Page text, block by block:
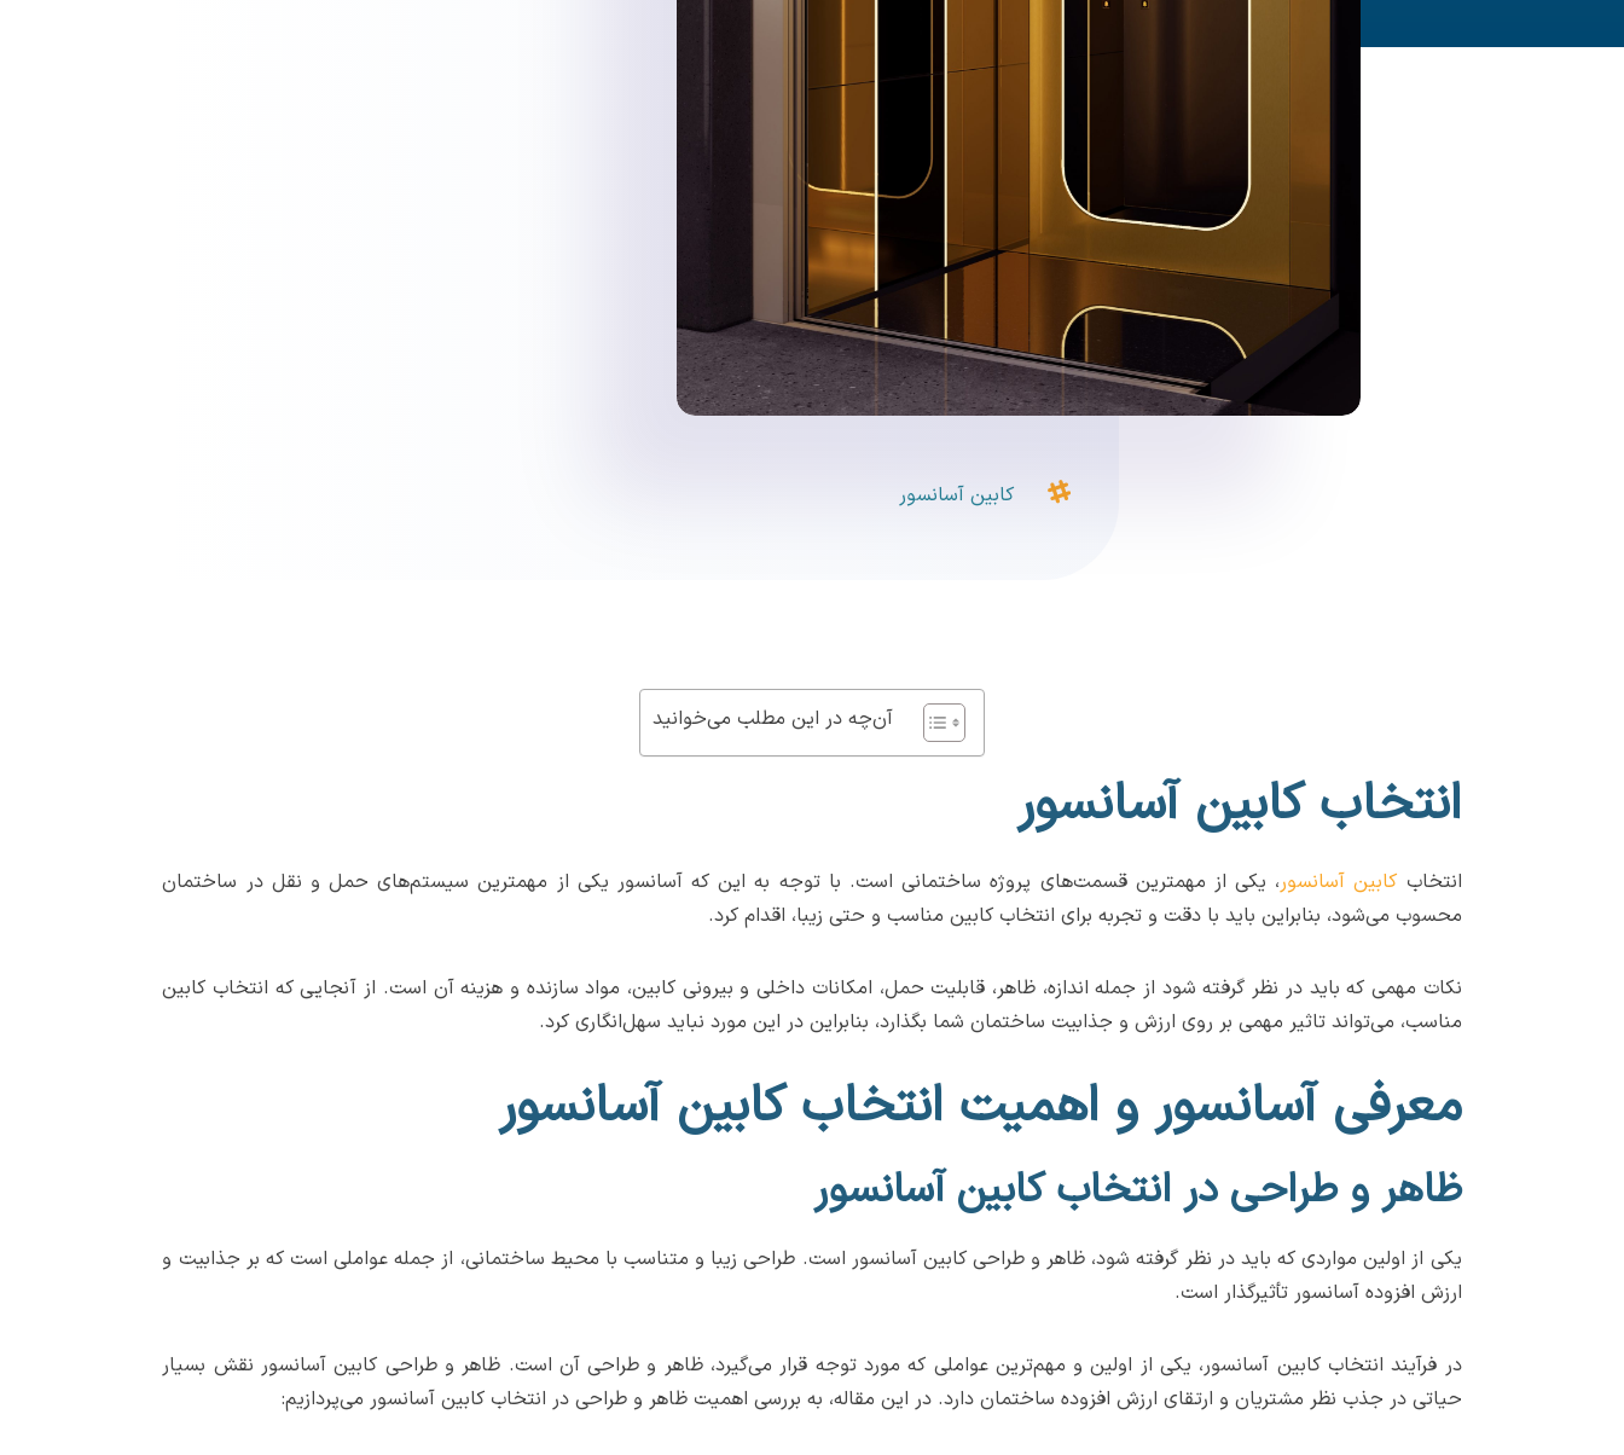
 کابین آسانسور
آن‌چه در این مطلب می‌خوانید
انتخاب کابین آسانسور
انتخاب کابین آسانسور، یکی از مهمترین قسمت‌های پروژه ساختمانی است. با توجه به این که آسانسور یکی از مهمترین سیستم‌های حمل و نقل در ساختمان
محسوب می‌شود، بنابراین باید با دقت و تجربه برای انتخاب کابین مناسب و حتی زیبا، اقدام کرد.
نکات مهمی که باید در نظر گرفته شود از جمله اندازه، ظاهر، قابلیت حمل، امکانات داخلی و بیرونی کابین، مواد سازنده و هزینه آن است. از آنجایی که انتخاب کابین
مناسب، می‌تواند تاثیر مهمی بر روی ارزش و جذابیت ساختمان شما بگذارد، بنابراین در این مورد نباید سهل‌انگاری کرد.
معرفی آسانسور و اهمیت انتخاب کابین آسانسور
ظاهر و طراحی در انتخاب کابین آسانسور
یکی از اولین مواردی که باید در نظر گرفته شود، ظاهر و طراحی کابین آسانسور است. طراحی زیبا و متناسب با محیط ساختمانی، از جمله عواملی است که بر جذابیت و
ارزش افزوده آسانسور تأثیرگذار است.
در فرآیند انتخاب کابین آسانسور، یکی از اولین و مهم‌ترین عواملی که مورد توجه قرار می‌گیرد، ظاهر و طراحی آن است. ظاهر و طراحی کابین آسانسور نقش بسیار
حیاتی در جذب نظر مشتریان و ارتقای ارزش افزوده ساختمان دارد. در این مقاله، به بررسی اهمیت ظاهر و طراحی در انتخاب کابین آسانسور می‌پردازیم: